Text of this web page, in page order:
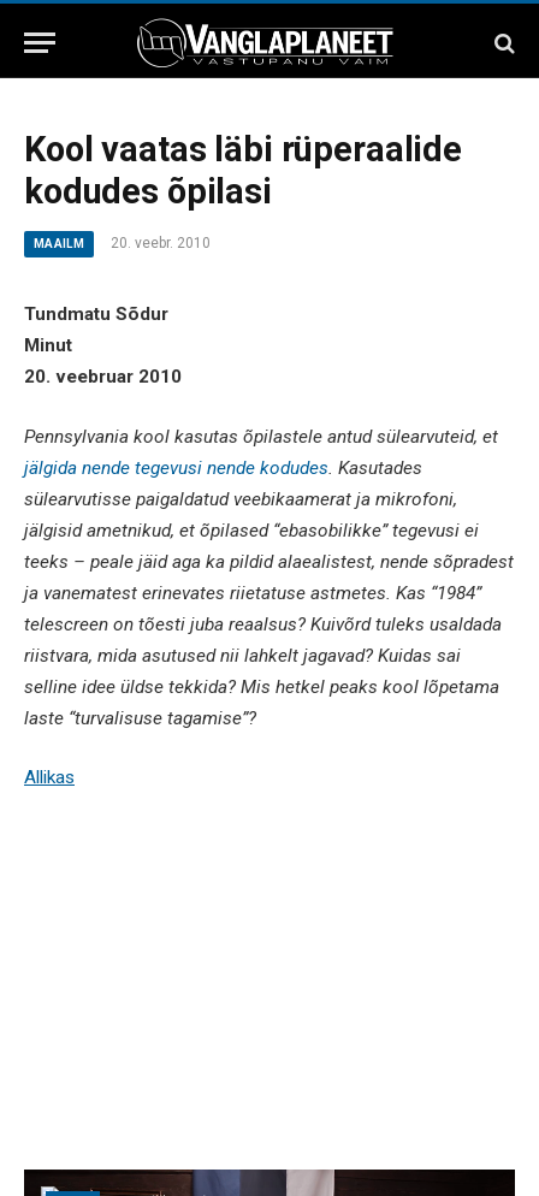
Kool vaatas läbi rüperaalide
kodudes õpilasi
MAAILM 20. veebr. 2010
Tundmatu Sõdur
Minut
20. veebruar 2010
Pennsylvania kool kasutas õpilastele antud sülearvuteid, et
jälgida nende tegevusi nende kodudes. Kasutades
sülearvutisse paigaldatud veebikaamerat ja mikrofoni,
jälgisid ametnikud, et õpilased “ebasobilikke” tegevusi ei
teeks – peale jäid aga ka pildid alaealistest, nende sõpradest
ja vanematest erinevates riietatuse astmetes. Kas “1984”
telescreen on tõesti juba reaalsus? Kuivõrd tuleks usaldada
riistvara, mida asutused nii lahkelt jagavad? Kuidas sai
selline idee üldse tekkida? Mis hetkel peaks kool lõpetama
laste “turvalisuse tagamise”?
Allikas